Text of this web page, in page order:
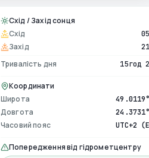
Схід / Захід сонця
Схід
Захід
Тривалість дня 15год
Координати
Широта
Довгота
Часовий пояс UTC+2
Попередження від гідрометцентру